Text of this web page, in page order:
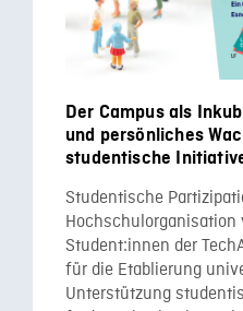
Der Campus als
und persönliches
studentische
Studentische
Hochschulorganisation
Student:innen der
für die Etablierung
Unterstützung